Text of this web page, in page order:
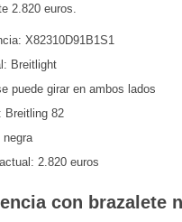
2.820 euros.
X82310D91B1S1
Breitlight
puede girar en ambos lados
Breitling 82
negra
2.820 euros
con brazalete